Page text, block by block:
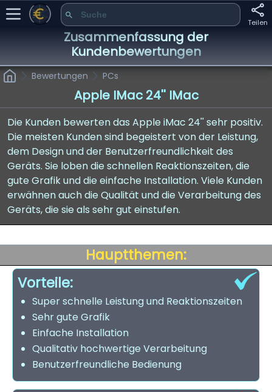
Teilen
Zusammenfassung der
Kundenbewertungen
Bewertungen PCs
Apple IMac 24'' IMac
Die Kunden bewerten das Apple iMac 24'' sehr positiv.
Die meisten Kunden sind begeistert von der Leistung,
dem Design und der Benutzerfreundlichkeit des
Geräts. Sie loben die schnellen Reaktionszeiten, die
gute Grafik und die einfache Installation. Viele Kunden
erwähnen auch die Qualität und die Verarbeitung des
Geräts, die sie als sehr gut einstufen.
Hauptthemen:
Vorteile:
Super schnelle Leistung und Reaktionszeiten
Sehr gute Grafik
Einfache Installation
Qualitativ hochwertige Verarbeitung
Benutzerfreundliche Bedienung